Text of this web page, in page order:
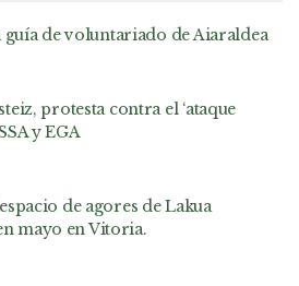
de voluntariado de Aiaraldea
protesta contra el ‘ataque
y EGA
de agores de Lakua
mayo en Vitoria.